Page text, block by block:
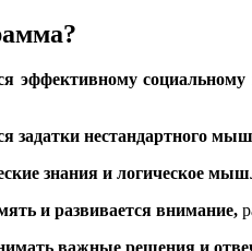
эффективному социальному
задатки нестандартного
знания и логическое
и развивается внимание,